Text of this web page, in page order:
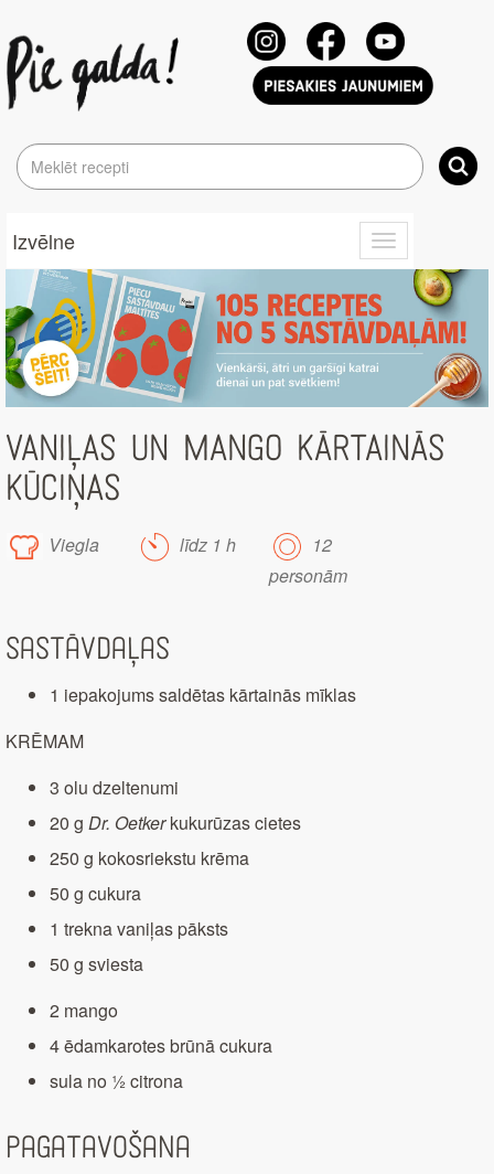
Toggle
navigation
Izvēlne
VANIĻAS UN MANGO KĀRTAINĀS
KŪCIŅAS
Viegla līdz 1 h
12
personām
Sastāvdaļas
1 iepakojums saldētas kārtainās mīklas
KRĒMAM
3 olu dzeltenumi
20 g Dr. Oetkerkukurūzas cietes
250 g kokosriekstu krēma
50 g cukura
1 trekna vaniļas pāksts
50 g sviesta
2 mango
4 ēdamkarotes brūnā cukura
sula no ½ citrona
Pagatavošana